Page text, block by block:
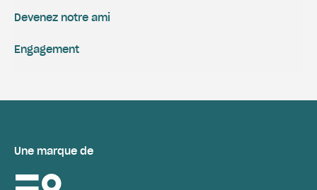
Engagement
Devenez notre ami
Une marque de